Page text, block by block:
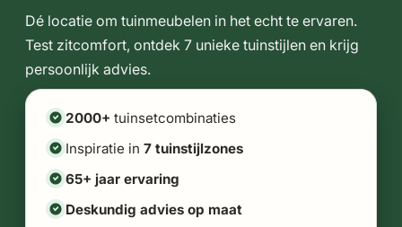
Dé locatie om tuinmeubelen in het echt te ervaren.
Test zitcomfort, ontdek 7 unieke tuinstijlen en krijg
persoonlijk advies.
2000+ tuinsetcombinaties
Inspiratie in 7 tuinstijlzones
65+ jaar ervaring
Deskundig advies op maat